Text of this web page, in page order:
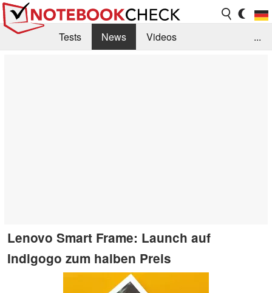
Tests News
Videos
...
Lenovo Smart Frame: Launch auf
Indigogo zum halben Preis